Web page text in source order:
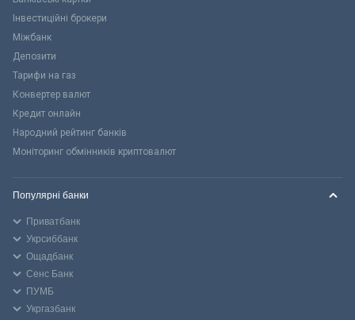
Інвестиційні брокери
Міжбанк
Депозити
Тарифи на газ
Конвертер валют
Кредит онлайн
Народний рейтинг банків
Моніторинг обмінників криптовалют
Популярні банки
Приватбанк
Укрсиббанк
Ощадбанк
Сенс Банк
ПУМБ
Укргазбанк